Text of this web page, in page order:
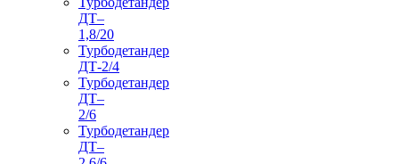
ДТ–
1,8/20
Турбодетандер
ДТ-2/4
Турбодетандер
ДТ–
2/6
Турбодетандер
ДТ–